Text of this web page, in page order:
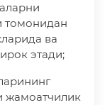
томонидан
ва
этади;
жамоатчилик